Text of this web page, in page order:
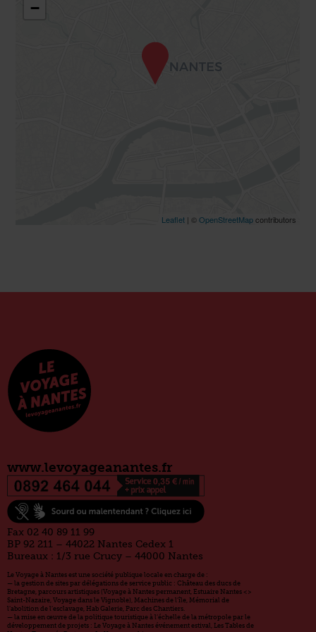
www.levoyageanantes.fr
Fax 02 40 89 11 99
BP 92 211 – 44022 Nantes Cedex 1
Bureaux : 1/3 rue Crucy – 44000 Nantes
Le Voyage à Nantes est une société publique locale en charge de :
— la gestion de sites par délégations de service public : Château des ducs de
Bretagne, parcours artistiques (Voyage à Nantes permanent, Estuaire Nantes <>
Saint-Nazaire, Voyage dans le Vignoble), Machines de l’île, Mémorial de
l’abolition de l’esclavage, Hab Galerie, Parc des Chantiers.
— la mise en œuvre de la politique touristique à l’échelle de la métropole par le
développement de projets : Le Voyage à Nantes événement estival, Les Tables de